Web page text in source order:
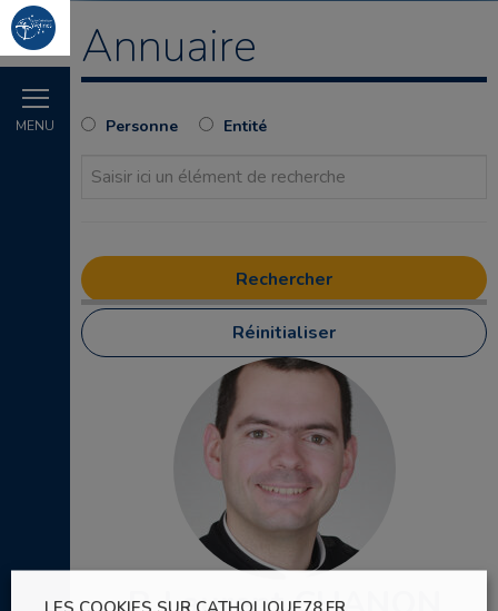
MENU
Annuaire
Personne Entité
Réinitialiser